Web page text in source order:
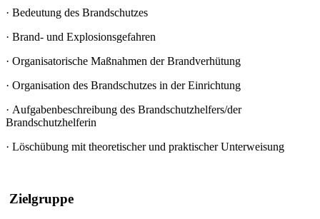
· Bedeutung des Brandschutzes
· Brand- und Explosionsgefahren
· Organisatorische Maßnahmen der Brandverhütung
· Organisation des Brandschutzes in der Einrichtung
· Aufgabenbeschreibung des Brandschutzhelfers/der
Brandschutzhelferin
· Löschübung mit theoretischer und praktischer Unterweisung
Zielgruppe